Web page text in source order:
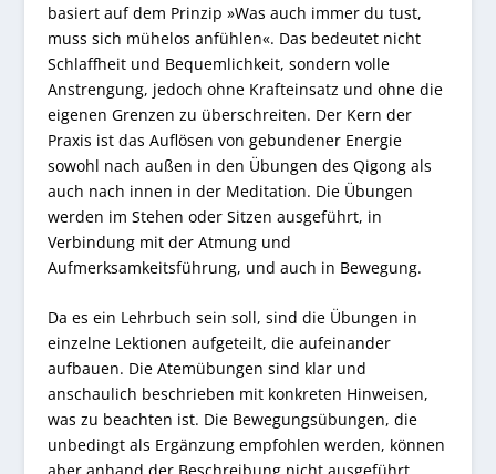
basiert auf dem Prinzip »Was auch immer du tust,
muss sich mühelos anfühlen«. Das bedeutet nicht
Schlaffheit und Bequemlichkeit, sondern volle
Anstrengung, jedoch ohne Krafteinsatz und ohne die
eigenen Grenzen zu überschreiten. Der Kern der
Praxis ist das Auflösen von gebundener Energie
sowohl nach außen in den Übungen des Qigong als
auch nach innen in der Meditation. Die Übungen
werden im Stehen oder Sitzen ausgeführt, in
Verbindung mit der Atmung und
Aufmerksamkeitsführung, und auch in Bewegung.
Da es ein Lehrbuch sein soll, sind die Übungen in
einzelne Lektionen aufgeteilt, die aufeinander
aufbauen. Die Atemübungen sind klar und
anschaulich beschrieben mit konkreten Hinweisen,
was zu beachten ist. Die Bewegungsübungen, die
unbedingt als Ergänzung empfohlen werden, können